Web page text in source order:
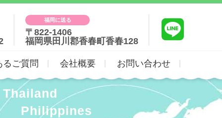
福岡に送る
〒822-1406
福岡県田川郡香春町香春128
るご質問 会社概要 お問い合わせ
Thailand
Philippines